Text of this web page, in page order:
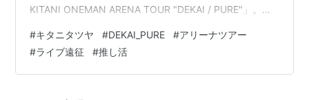
KITANI ONEMAN ARENA TOUR "DEKAI / PURE"」。ワ
古屋・横浜・神戸の3都市5公演というスケールに、SNS
では早くも「遠征する」の声が相次いでいる。チケット
の当落よりも先に、まず宿泊先の空き状況だけでも確認
#キタニタツヤ #DEKAI_PURE #アリーナツアー
#ライブ遠征 #推し活